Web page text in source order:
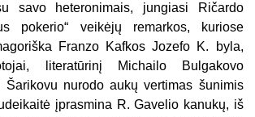
savo heteronimais, jungiasi Ričardo
pokerio“ veikėjų remarkos, kuriose
Franzo Kafkos Jozefo K. byla,
literatūrinį Michailo Bulgakovo
Šarikovu nurodo aukų vertimas šunimis
įprasmina R. Gavelio kanukų, iš